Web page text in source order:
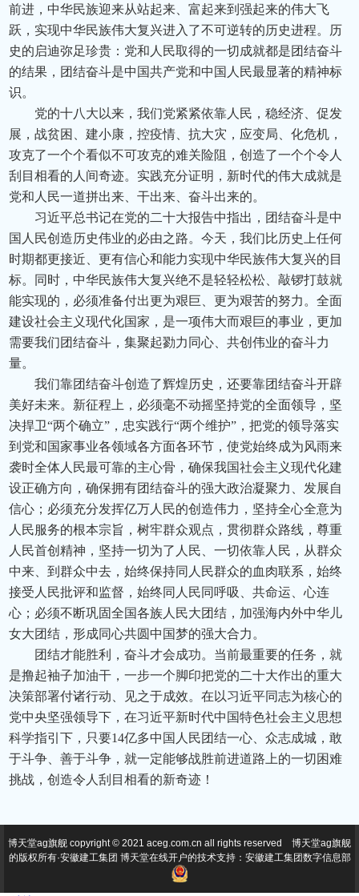
前进，中华民族迎来从站起来、富起来到强起来的伟大飞
跃，实现中华民族伟大复兴进入了不可逆转的历史进程。历
史的启迪弥足珍贵：党和人民取得的一切成就都是团结奋斗
的结果，团结奋斗是中国共产党和中国人民最显著的精神标
识。
党的十八大以来，我们党紧紧依靠人民，稳经济、促发
展，战贫困、建小康，控疫情、抗大灾，应变局、化危机，
攻克了一个个看似不可攻克的难关险阻，创造了一个个令人
刮目相看的人间奇迹。实践充分证明，新时代的伟大成就是
党和人民一道拼出来、干出来、奋斗出来的。
习近平总书记在党的二十大报告中指出，团结奋斗是中
国人民创造历史伟业的必由之路。今天，我们比历史上任何
时期都更接近、更有信心和能力实现中华民族伟大复兴的目
标。同时，中华民族伟大复兴绝不是轻轻松松、敲锣打鼓就
能实现的，必须准备付出更为艰巨、更为艰苦的努力。全面
建设社会主义现代化国家，是一项伟大而艰巨的事业，更加
需要我们团结奋斗，集聚起勠力同心、共创伟业的奋斗力
量。
我们靠团结奋斗创造了辉煌历史，还要靠团结奋斗开辟
美好未来。新征程上，必须毫不动摇坚持党的全面领导，坚
决捍卫“两个确立”，忠实践行“两个维护”，把党的领导落实
到党和国家事业各领域各方面各环节，使党始终成为风雨来
袭时全体人民最可靠的主心骨，确保我国社会主义现代化建
设正确方向，确保拥有团结奋斗的强大政治凝聚力、发展自
信心；必须充分发挥亿万人民的创造伟力，坚持全心全意为
人民服务的根本宗旨，树牢群众观点，贯彻群众路线，尊重
人民首创精神，坚持一切为了人民、一切依靠人民，从群众
中来、到群众中去，始终保持同人民群众的血肉联系，始终
接受人民批评和监督，始终同人民同呼吸、共命运、心连
心；必须不断巩固全国各族人民大团结，加强海内外中华儿
女大团结，形成同心共圆中国梦的强大合力。
团结才能胜利，奋斗才会成功。当前最重要的任务，就
是撸起袖子加油干，一步一个脚印把党的二十大作出的重大
决策部署付诸行动、见之于成效。在以习近平同志为核心的
党中央坚强领导下，在习近平新时代中国特色社会主义思想
科学指引下，只要14亿多中国人民团结一心、众志成城，敢
于斗争、善于斗争，就一定能够战胜前进道路上的一切困难
挑战，创造令人刮目相看的新奇迹！
博天堂ag旗舰 copyright © 2021 aceg.com.cn all rights reserved 博天堂ag旗舰
的版权所有·安徽建工集团 博天堂在线开户的技术支持：安徽建工集团数字信息部